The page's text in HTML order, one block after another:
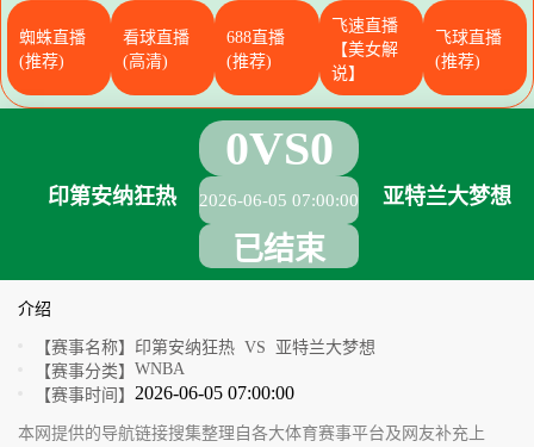
蜘蛛直播
(推荐)
看球直播
(高清)
688直播
(推荐)
飞速直播
【美女解
说】
飞球直播
(推荐)
印第安纳狂热
0VS0
2026-06-05 07:00:00
已结束
亚特兰大梦想
介绍
【赛事名称】 印第安纳狂热 VS 亚特兰大梦想
【赛事分类】 WNBA
【赛事时间】 2026-06-05 07:00:00
本网提供的导航链接搜集整理自各大体育赛事平台及网友补充上